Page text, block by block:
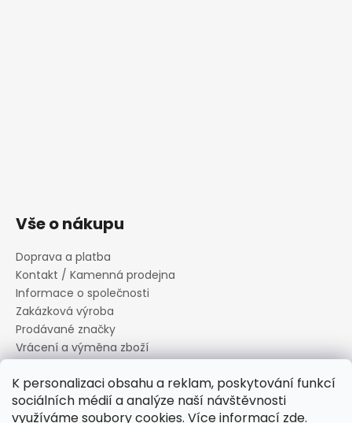
K personalizaci obsahu a reklam, poskytování funkcí
sociálních médií a analýze naší návštěvnosti
využíváme soubory cookies. Více informací zde.
Vše o nákupu
Doprava a platba
Kontakt / Kamenná prodejna
Informace o společnosti
Zakázková výroba
Prodávané značky
Vrácení a výměna zboží
Informace o souborech cookies
Reklamační řád
Obchodní podmínky